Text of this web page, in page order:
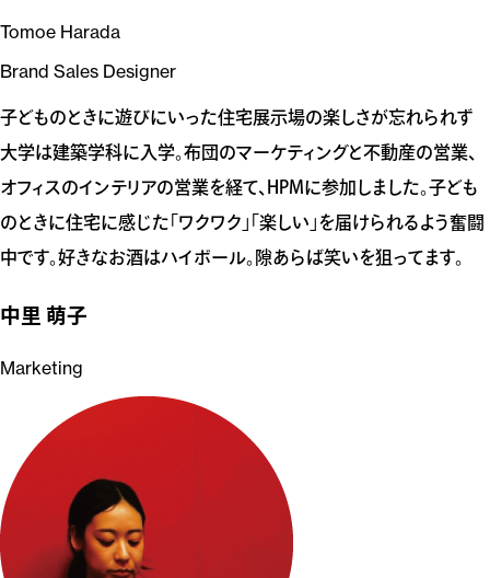
Tomoe Harada
Brand Sales Designer
子どものときに遊びにいった住宅展示場の楽しさが忘れられず
大学は建築学科に入学。布団のマーケティングと不動産の営業、
オフィスのインテリアの営業を経て、HPMに参加しました。子ども
のときに住宅に感じた「ワクワク」「楽しい」を届けられるよう奮闘
中です。好きなお酒はハイボール。隙あらば笑いを狙ってます。
中里 萌子
Marketing